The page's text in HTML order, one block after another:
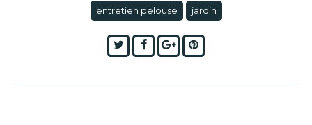
entretien pelouse jardin
TwitterFacebook
Google+Pinterest